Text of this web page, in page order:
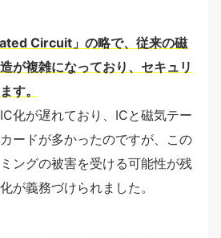
Circuit」の略で、従来の磁
が複雑になっており、セキュリ
す。
化が遅れており、ICと磁気テー
ードが多かったのですが、この
ングの被害を受ける可能性が残
が義務づけられました。